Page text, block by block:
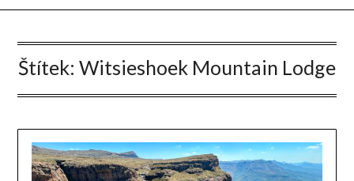
Štítek: Witsieshoek Mountain Lodge